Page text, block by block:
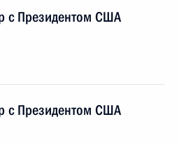
с Президентом США
с Президентом США